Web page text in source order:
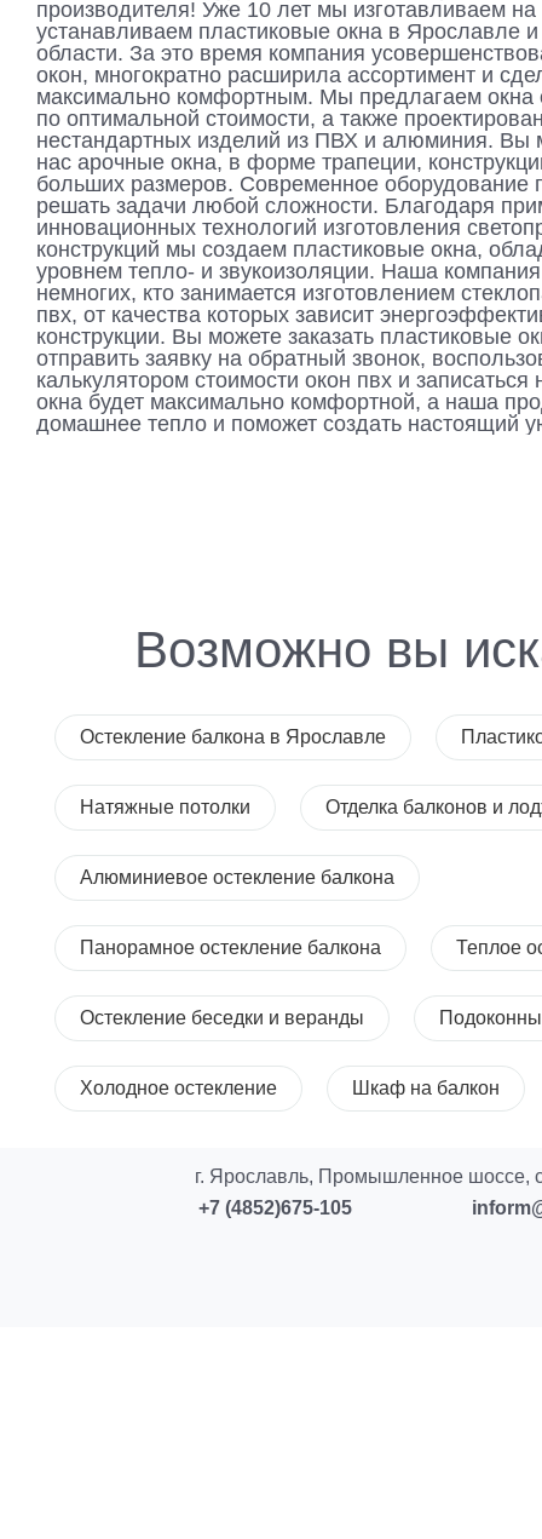
производителя! Уже 10 лет мы изготавливаем на
устанавливаем пластиковые окна в Ярославле
области. За это время компания
окон, многократно расширила ассортимент и
максимально комфортным. Мы предлагаем окна
по оптимальной стоимости, а также
нестандартных изделий из ПВХ и алюминия. Вы
нас арочные окна, в форме трапеции,
больших размеров. Современное оборудование
решать задачи любой сложности. Благодаря
инновационных технологий изготовления
конструкций мы создаем пластиковые окна,
уровнем тепло- и звукоизоляции. Наша
немногих, кто занимается изготовлением
пвх, от качества которых зависит
конструкции. Вы можете заказать пластиковые
отправить заявку на обратный звонок,
калькулятором стоимости окон пвх и записаться
окна будет максимально комфортной, а наша
домашнее тепло и поможет создать настоящий
Возможно вы
Остекление балкона в Ярославле
Натяжные потолки Отделка балконов и
Алюминиевое остекление балкона
Панорамное остекление балкона Теплое
Остекление беседки и веранды
Холодное остекление Шкаф на балкон
г. Ярославль, Промышленное шоссе,
+7 (4852)675-105